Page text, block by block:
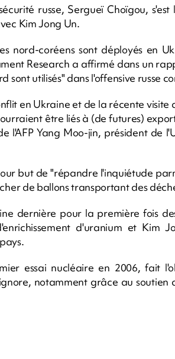
russe, Sergueï Choïgou,
Kim Jong Un.
nord-coréens sont déployés en
Research a affirmé dans un
utilisés" dans l'offensive russe
en Ukraine et de la récente visite
être liés à (de futures)
l'AFP Yang Moo-jin, président de
but de "répandre l'inquiétude
de ballons transportant des
dernière pour la première fois
d'uranium et Kim
essai nucléaire en 2006, fait
notamment grâce au soutien